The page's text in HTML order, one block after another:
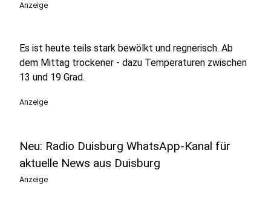
Anzeige
Es ist heute teils stark bewölkt und regnerisch. Ab
dem Mittag trockener - dazu Temperaturen zwischen
13 und 19 Grad.
Anzeige
Neu: Radio Duisburg WhatsApp-Kanal für
aktuelle News aus Duisburg
Anzeige